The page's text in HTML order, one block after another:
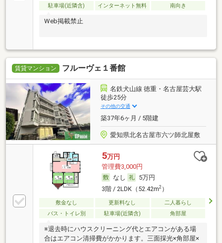
駐車場(近隣含)
インターネット無料 南向き
Web掲載禁止
賃貸マンション フルーヴェ１番館
名鉄犬山線 徳重・名古屋芸大駅
徒歩25分
その他の交通
築37年6ヶ月 / 5階建
愛知県北名古屋市六ツ師北屋敷
5万円
管理費3,000円
なし
5万円
3階 / 2LDK（52.42m2）
敷金なし 更新料なし
二人暮らし
バス・トイレ別
駐車場(近隣含) 角部屋
※退去時にハウスクリーニング代とエアコンがある場
合はエアコン清掃費がかかります。三面採光×角部屋×